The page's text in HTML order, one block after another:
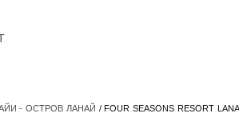
- ОСТРОВ ЛАНАЙ / FOUR SEASONS RESORT